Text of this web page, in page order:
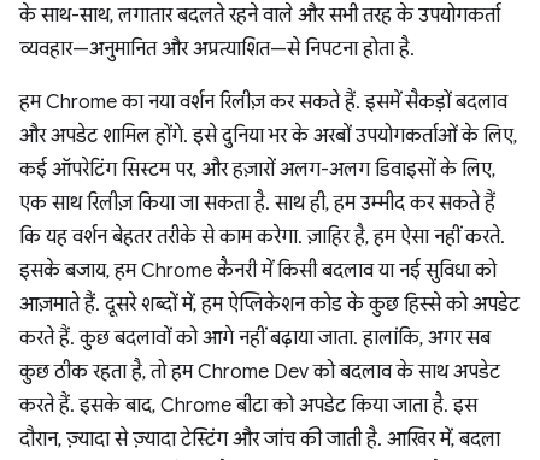
के साथ-साथ, लगातार बदलते रहने वाले और सभी तरह के उपयोगकर्ता
व्यवहार—अनुमानित और अप्रत्याशित—से निपटना होता है.
हम Chrome का नया वर्शन रिलीज़ कर सकते हैं. इसमें सैकड़ों बदलाव
और अपडेट शामिल होंगे. इसे दुनिया भर के अरबों उपयोगकर्ताओं के लिए,
कई ऑपरेटिंग सिस्टम पर, और हज़ारों अलग-अलग डिवाइसों के लिए,
एक साथ रिलीज़ किया जा सकता है. साथ ही, हम उम्मीद कर सकते हैं
कि यह वर्शन बेहतर तरीके से काम करेगा. ज़ाहिर है, हम ऐसा नहीं करते.
इसके बजाय, हम Chrome कैनरी में किसी बदलाव या नई सुविधा को
आज़माते हैं. दूसरे शब्दों में, हम ऐप्लिकेशन कोड के कुछ हिस्से को अपडेट
करते हैं. कुछ बदलावों को आगे नहीं बढ़ाया जाता. हालांकि, अगर सब
कुछ ठीक रहता है, तो हम Chrome Dev को बदलाव के साथ अपडेट
करते हैं. इसके बाद, Chrome बीटा को अपडेट किया जाता है. इस
दौरान, ज़्यादा से ज़्यादा टेस्टिंग और जांच की जाती है. आखिर में, बदला